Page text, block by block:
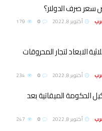
صرف الدولار؟
أكتوبر 8, 2022
الابعاد لتجار المحروقات
أكتوبر 8, 2022
الحكومة الميقاتية بعد
أكتوبر 8, 2022